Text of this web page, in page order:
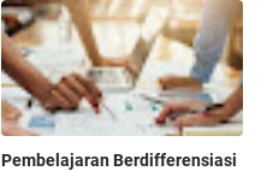
Pembelajaran Berdifferensiasi